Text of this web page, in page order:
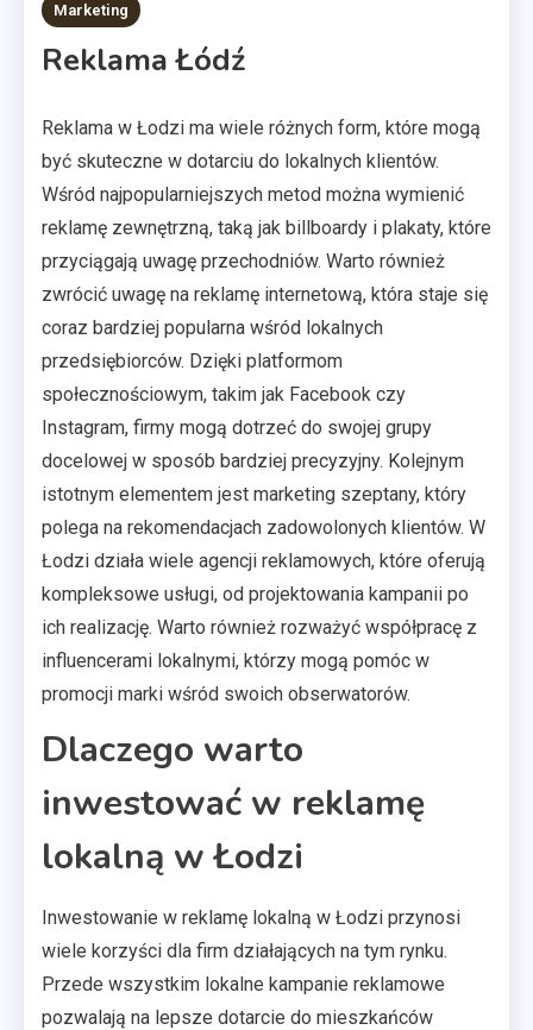
Marketing
Reklama Łódź
Reklama w Łodzi ma wiele różnych form, które mogą
być skuteczne w dotarciu do lokalnych klientów.
Wśród najpopularniejszych metod można wymienić
reklamę zewnętrzną, taką jak billboardy i plakaty, które
przyciągają uwagę przechodniów. Warto również
zwrócić uwagę na reklamę internetową, która staje się
coraz bardziej popularna wśród lokalnych
przedsiębiorców. Dzięki platformom
społecznościowym, takim jak Facebook czy
Instagram, firmy mogą dotrzeć do swojej grupy
docelowej w sposób bardziej precyzyjny. Kolejnym
istotnym elementem jest marketing szeptany, który
polega na rekomendacjach zadowolonych klientów. W
Łodzi działa wiele agencji reklamowych, które oferują
kompleksowe usługi, od projektowania kampanii po
ich realizację. Warto również rozważyć współpracę z
influencerami lokalnymi, którzy mogą pomóc w
promocji marki wśród swoich obserwatorów.
Dlaczego warto
inwestować w reklamę
lokalną w Łodzi
Inwestowanie w reklamę lokalną w Łodzi przynosi
wiele korzyści dla firm działających na tym rynku.
Przede wszystkim lokalne kampanie reklamowe
pozwalają na lepsze dotarcie do mieszkańców